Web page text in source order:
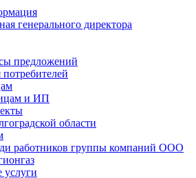
генерального директора
предложений
и ИП
области
работников группы компаний ООО
услуги